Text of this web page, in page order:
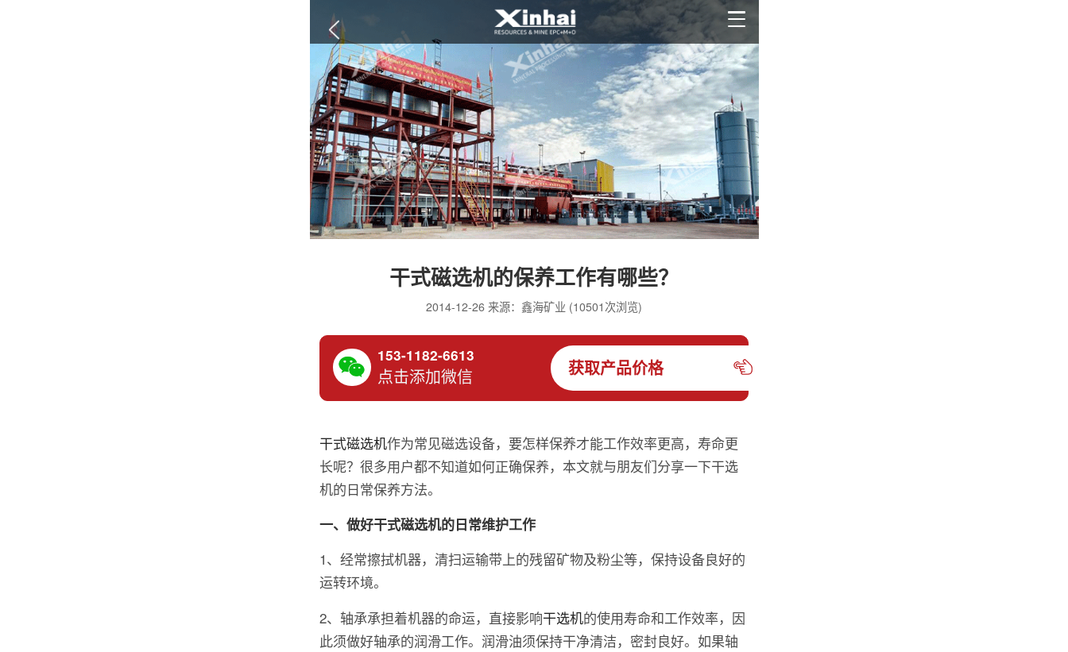
干式磁选机的保养工作有哪些？
2014-12-26 来源：鑫海矿业 (10501次浏览)
153-1182-6613
点击添加微信 获取产品价格
干式磁选机作为常见磁选设备，要怎样保养才能工作效率更高，寿命更
长呢？很多用户都不知道如何正确保养，本文就与朋友们分享一下干选
机的日常保养方法。
一、做好干式磁选机的日常维护工作
1、经常擦拭机器，清扫运输带上的残留矿物及粉尘等，保持设备良好的
运转环境。
2、轴承承担着机器的命运，直接影响干选机的使用寿命和工作效率，因
此须做好轴承的润滑工作。润滑油须保持干净清洁，密封良好。如果轴